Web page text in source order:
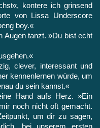
kontere ich grinsend
von Lissa Underscore
boy.«
Augen tanzt. »Du bist echt
clever, interessant und
kennenlernen würde, um
du sein kannst.«
Hand aufs Herz. »Ein
noch nicht oft gemacht.
um dir zu sagen,